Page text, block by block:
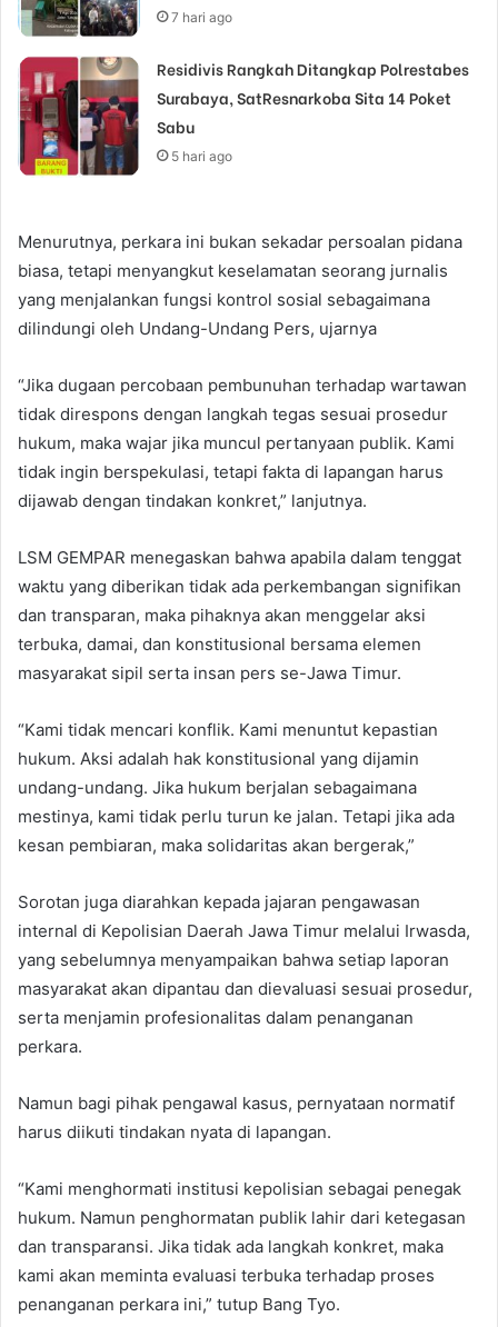
7 hari ago
Residivis Rangkah Ditangkap Polrestabes
Surabaya, SatResnarkoba Sita 14 Poket
Sabu
5 hari ago
Menurutnya, perkara ini bukan sekadar persoalan pidana
biasa, tetapi menyangkut keselamatan seorang jurnalis
yang menjalankan fungsi kontrol sosial sebagaimana
dilindungi oleh Undang-Undang Pers, ujarnya
“Jika dugaan percobaan pembunuhan terhadap wartawan
tidak direspons dengan langkah tegas sesuai prosedur
hukum, maka wajar jika muncul pertanyaan publik. Kami
tidak ingin berspekulasi, tetapi fakta di lapangan harus
dijawab dengan tindakan konkret,” lanjutnya.
LSM GEMPAR menegaskan bahwa apabila dalam tenggat
waktu yang diberikan tidak ada perkembangan signifikan
dan transparan, maka pihaknya akan menggelar aksi
terbuka, damai, dan konstitusional bersama elemen
masyarakat sipil serta insan pers se-Jawa Timur.
“Kami tidak mencari konflik. Kami menuntut kepastian
hukum. Aksi adalah hak konstitusional yang dijamin
undang-undang. Jika hukum berjalan sebagaimana
mestinya, kami tidak perlu turun ke jalan. Tetapi jika ada
kesan pembiaran, maka solidaritas akan bergerak,”
Sorotan juga diarahkan kepada jajaran pengawasan
internal di Kepolisian Daerah Jawa Timur melalui Irwasda,
yang sebelumnya menyampaikan bahwa setiap laporan
masyarakat akan dipantau dan dievaluasi sesuai prosedur,
serta menjamin profesionalitas dalam penanganan
perkara.
Namun bagi pihak pengawal kasus, pernyataan normatif
harus diikuti tindakan nyata di lapangan.
“Kami menghormati institusi kepolisian sebagai penegak
hukum. Namun penghormatan publik lahir dari ketegasan
dan transparansi. Jika tidak ada langkah konkret, maka
kami akan meminta evaluasi terbuka terhadap proses
penanganan perkara ini,” tutup Bang Tyo.